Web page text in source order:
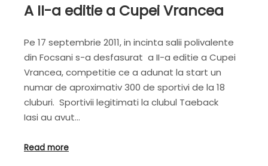
A II-a editie a Cupei Vrancea
Pe 17 septembrie 2011, in incinta salii polivalente
din Focsani s-a desfasurat a II-a editie a Cupei
Vrancea, competitie ce a adunat la start un
numar de aproximativ 300 de sportivi de la 18
cluburi. Sportivii legitimati la clubul Taeback
Iasi au avut…
Read more